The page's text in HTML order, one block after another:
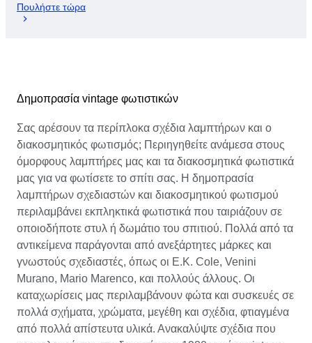
Πουλήστε τώρα
Δημοπρασία vintage φωτιστικών
Σας αρέσουν τα περίπλοκα σχέδια λαμπτήρων και ο
διακοσμητικός φωτισμός; Περιηγηθείτε ανάμεσα στους
όμορφους λαμπτήρες μας και τα διακοσμητικά φωτιστικά
μας για να φωτίσετε το σπίτι σας. Η δημοπρασία
λαμπτήρων σχεδιαστών και διακοσμητικού φωτισμού
περιλαμβάνει εκπληκτικά φωτιστικά που ταιριάζουν σε
οποιοδήποτε στυλ ή δωμάτιο του σπιτιού. Πολλά από τα
αντικείμενα παράγονται από ανεξάρτητες μάρκες και
γνωστούς σχεδιαστές, όπως οι E.K. Cole, Venini
Murano, Mario Marenco, και πολλούς άλλους. Οι
καταχωρίσεις μας περιλαμβάνουν φώτα και συσκευές σε
πολλά σχήματα, χρώματα, μεγέθη και σχέδια, φτιαγμένα
από πολλά απίστευτα υλικά. Ανακαλύψτε σχέδια που